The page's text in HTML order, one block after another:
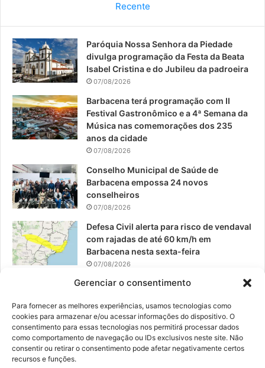
Gerenciar o consentimento
Para fornecer as melhores experiências, usamos tecnologias como
cookies para armazenar e/ou acessar informações do dispositivo. O
consentimento para essas tecnologias nos permitirá processar dados
como comportamento de navegação ou IDs exclusivos neste site. Não
consentir ou retirar o consentimento pode afetar negativamente certos
recursos e funções.
b
o
k
u
b
a
g
a
Recente
Paróquia Nossa Senhora da Piedade
divulga programação da Festa da Beata
Isabel Cristina e do Jubileu da padroeira
07/08/2026
Barbacena terá programação com II
Festival Gastronômico e a 4ª Semana da
Música nas comemorações dos 235
anos da cidade
07/08/2026
Conselho Municipal de Saúde de
Barbacena empossa 24 novos
conselheiros
07/08/2026
Defesa Civil alerta para risco de vendaval
com rajadas de até 60 km/h em
Barbacena nesta sexta-feira
07/08/2026
EPCAR tem a melhor nota do IDEB no
06/08/2026